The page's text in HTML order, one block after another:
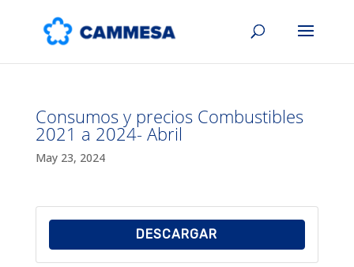
Consumos y precios Combustibles
2021 a 2024- Abril
May 23, 2024
DESCARGAR